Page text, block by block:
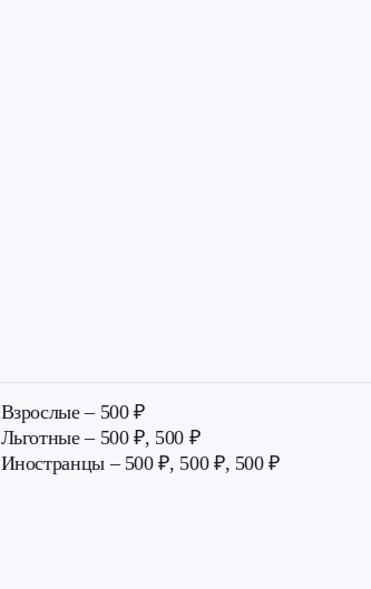
Взрослые – 500 ₽
Льготные – 500 ₽, 500 ₽
Иностранцы – 500 ₽, 500 ₽, 500 ₽